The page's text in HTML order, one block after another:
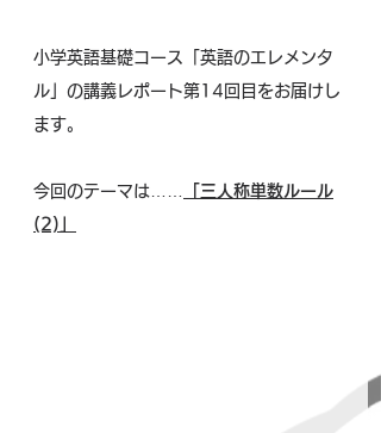
小学英語基礎コース「英語のエレメンタ
ル」の講義レポート第14回目をお届けし
ます。
今回のテーマは……
「三人称単数ルール
(2)」